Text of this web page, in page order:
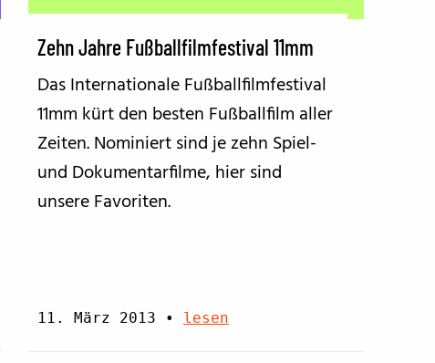
BFF ON THE ROAD
Zehn Jahre Fußballfilmfestival 11mm
Das Internationale Fußballfilmfestival
11mm kürt den besten Fußballfilm aller
Zeiten. Nominiert sind je zehn Spiel-
und Dokumentarfilme, hier sind
unsere Favoriten.
11. März 2013 • lesen